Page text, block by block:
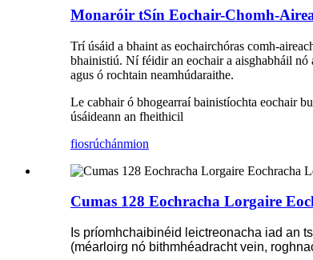
Monaróir tSín Eochair-Chomh-
Trí úsáid a bhaint as eochairchóras comh-
bhainistiú. Ní féidir an eochair a aisghabháil
agus ó rochtain neamhúdaraithe.
Le cabhair ó bhogearraí bainistíochta eochair
úsáideann an fheithicil
fiosrúchánmion
Cumas 128 Eochracha Lorgaire
Is príomhchaibinéid leictreonacha iad an
(méarloirg nó bithmhéadracht vein,